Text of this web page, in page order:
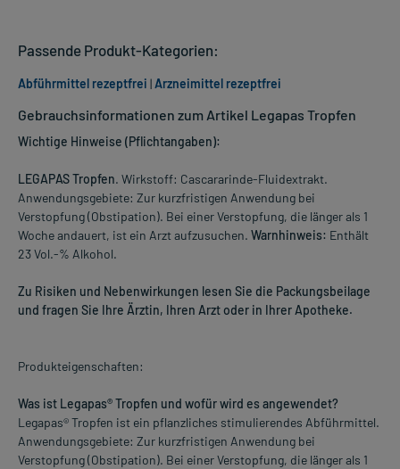
Gebrauchsinformationen zum Artikel Legapas Tropfen
Wichtige Hinweise (Pflichtangaben):
LEGAPAS Tropfen. Wirkstoff: Cascararinde-Fluidextrakt.
Anwendungsgebiete: Zur kurzfristigen Anwendung bei
Verstopfung (Obstipation). Bei einer Verstopfung, die länger als 1
Woche andauert, ist ein Arzt aufzusuchen. Warnhinweis: Enthält
23 Vol.-% Alkohol.
Zu Risiken und Nebenwirkungen lesen Sie die Packungsbeilage
und fragen Sie Ihre Ärztin, Ihren Arzt oder in Ihrer Apotheke.
Produkteigenschaften:
Was ist Legapas® Tropfen und wofür wird es angewendet?
Legapas® Tropfen ist ein pflanzliches stimulierendes Abführmittel.
Anwendungsgebiete: Zur kurzfristigen Anwendung bei
Verstopfung (Obstipation). Bei einer Verstopfung, die länger als 1
Passende Produkt-Kategorien:
Abführmittel rezeptfrei |Arzneimittel rezeptfrei